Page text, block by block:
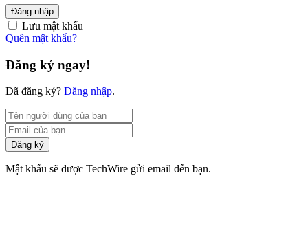
Đăng nhập
Lưu mật khẩu
Quên mật khẩu?
Đăng ký ngay!
Đã đăng ký? Đăng nhập.
Đăng ký
Mật khẩu sẽ được TechWire gửi email đến bạn.